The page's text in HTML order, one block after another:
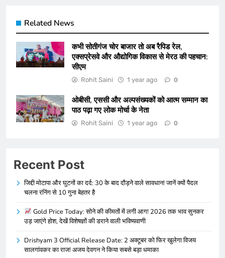
Related News
कभी सोतीगंज चोर बाजार तो अब रैपिड रेल,
एक्सप्रेसवे और औद्योगिक विकास से मेरठ की पहचान:
सीएम
Rohit Saini 1 year ago 0
ओबीसी, एससी और अल्पसंख्यकों को आत्म सम्मान का
पाठ पढ़ा गए लोक मोर्चा के नेता
Rohit Saini 1 year ago 0
Recent Post
जिद्दी मोटापा और घुटनों का दर्द: 30 के बाद दौड़ने वाले सावधान! जानें क्यों पैदल
चलना रनिंग से 10 गुना बेहतर है
Gold Price Today: सोने की कीमतों में लगी आग! 2026 तक भाव सुनकर
उड़ जाएंगे होश, देखें विशेषज्ञों की डराने वाली भविष्यवाणी
Drishyam 3 Official Release Date: 2 अक्टूबर को फिर खुलेगा विजय
सालगांवकर का राज! अजय देवगन ने किया सबसे बड़ा धमाका